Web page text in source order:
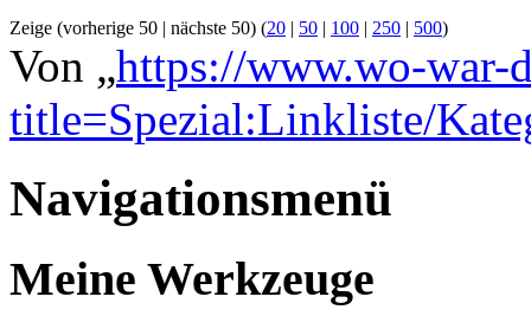
Zeige (vorherige 50 | nächste 50) (20 | 50 | 100 | 250 | 500)
Von „https://www.wo-war-
title=Spezial:Linkliste/
Navigationsmenü
Meine Werkzeuge